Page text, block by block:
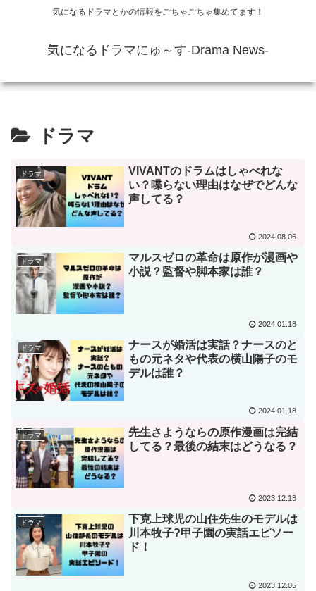
気になるドラマとかの情報をごちゃごちゃ集めてます！
気になるドラマにゅ～す-Drama News-
ドラマ
ドラマ
VIVANTのドラムはしゃべれな
い？喋らない理由はなぜでどんな
声してる？
2024.08.06
ドラマ
マルスゼロの革命は原作が漫画や
小説？監督や脚本家は誰？
2024.01.18
ドラマ
ナースが婚活は実話？ナースのと
もの元ネタや代表の横山陽子のモ
デルは誰？
2024.01.18
ドラマ
先生さようならの原作漫画は完結
してる？最後の結末はどうなる？
2023.12.18
ドラマ
下克上球児の山住先生のモデルは
川本牧子?甲子園の実話エピソー
ド！
2023.12.05